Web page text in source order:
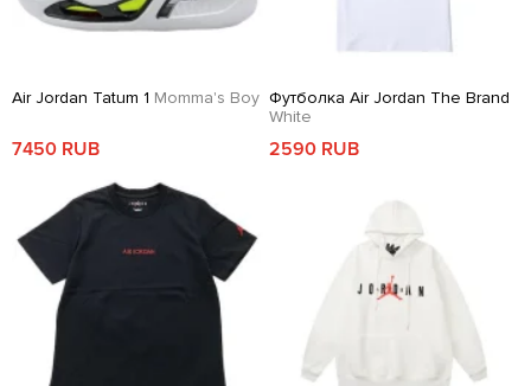
Air Jordan Tatum 1 Momma's Boy
7450 RUB
Футболка Air Jordan The Brand
White
2590 RUB